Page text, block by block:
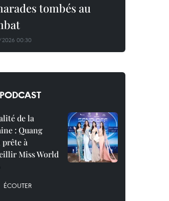
tombés au
00:30
PODCAST
de la
: Quang
à
Miss World
ÉCOUTER